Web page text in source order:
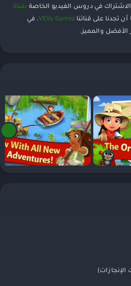
في دروس الفيديو الخاصة بقناة
تجدنا على قناتنا VEVo Gamez. في
الأفضل والمميز.